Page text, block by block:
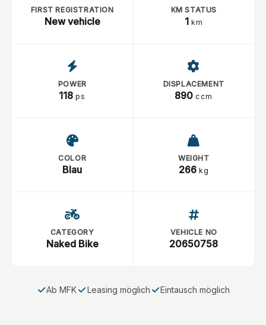
FIRST REGISTRATION
New vehicle
KM STATUS
1 km
POWER
118ps
DISPLACEMENT
890ccm
COLOR
Blau
WEIGHT
266 kg
CATEGORY
Naked Bike
VEHICLE NO
20650758
Ab MFK Leasing möglich Eintausch möglich